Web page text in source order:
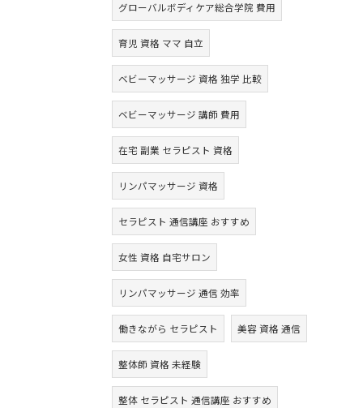
グローバルボディケア総合学院 費用
育児 資格 ママ 自立
ベビーマッサージ 資格 独学 比較
ベビーマッサージ 講師 費用
在宅 副業 セラピスト 資格
リンパマッサージ 資格
セラピスト 通信講座 おすすめ
女性 資格 自宅サロン
リンパマッサージ 通信 効率
働きながら セラピスト 美容 資格 通信
整体師 資格 未経験
整体 セラピスト 通信講座 おすすめ